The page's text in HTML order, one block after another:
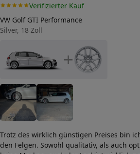
Verifizierter Kauf
VW Golf GTI Performance
Silver, 18 Zoll
+
Trotz des wirklich günstigen Preises bin
den Felgen. Sowohl qualitativ, als auch